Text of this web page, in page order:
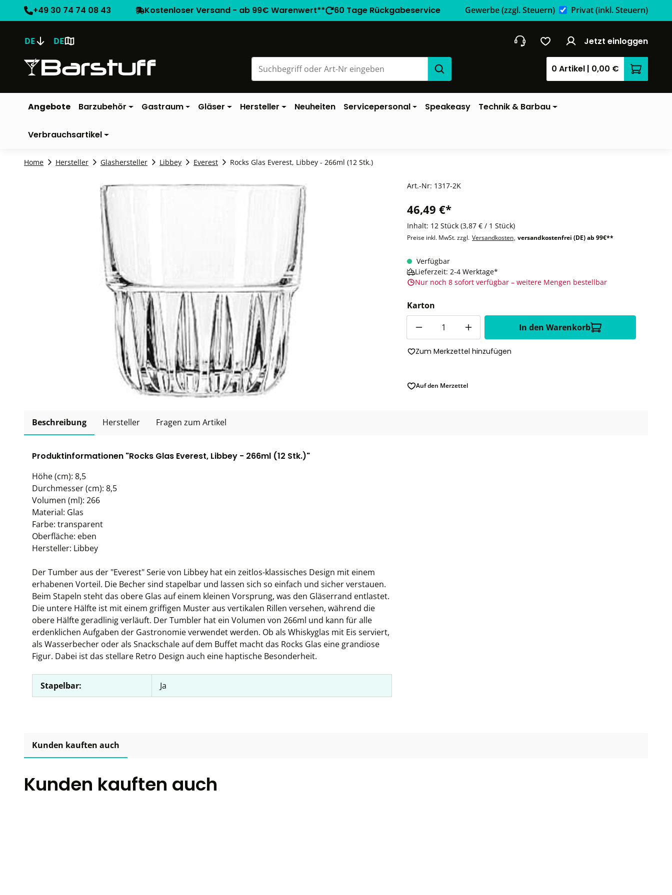
+49 30 74 74 08 43 Kostenloser Versand - ab 99€ Warenwert** 60 Tage Rückgabeservice Gewerbe(zzgl. Steuern) Privat(inkl. Steuern)
DE DE Jetzt einloggen
0 Artikel | 0,00 €
Angebote Barzubehör Gastraum Gläser Hersteller Neuheiten Servicepersonal Speakeasy Technik & Barbau
Verbrauchsartikel
Home Hersteller Glashersteller Libbey Everest Rocks Glas Everest, Libbey - 266ml (12 Stk.)
Art.-Nr: 1317-2K
46,49 €*
Inhalt: 12 Stück (3,87 € / 1 Stück)
Preise inkl. MwSt. zzgl. Versandkosten, versandkostenfrei (DE) ab 99€**
Verfügbar
Lieferzeit: 2-4 Werktage*
Nur noch 8 sofort verfügbar – weitere Mengen bestellbar
Karton
In den Warenkorb
Zum Merkzettel hinzufügen
Auf den Merzettel
Beschreibung Hersteller Fragen zum Artikel
Produktinformationen "Rocks Glas Everest, Libbey - 266ml (12 Stk.)"
Höhe (cm): 8,5
Durchmesser (cm): 8,5
Volumen (ml): 266
Material: Glas
Farbe: transparent
Oberfläche: eben
Hersteller: Libbey
Der Tumber aus der "Everest" Serie von Libbey hat ein zeitlos-klassisches Design mit einem
erhabenen Vorteil. Die Becher sind stapelbar und lassen sich so einfach und sicher verstauen.
Beim Stapeln steht das obere Glas auf einem kleinen Vorsprung, was den Gläserrand entlastet.
Die untere Hälfte ist mit einem griffigen Muster aus vertikalen Rillen versehen, während die
obere Hälfte geradlinig verläuft. Der Tumbler hat ein Volumen von 266ml und kann für alle
erdenklichen Aufgaben der Gastronomie verwendet werden. Ob als Whiskyglas mit Eis serviert,
als Wasserbecher oder als Snackschale auf dem Buffet macht das Rocks Glas eine grandiose
Figur. Dabei ist das stellare Retro Design auch eine haptische Besonderheit.
Stapelbar: Ja
Kunden kauften auch
Kunden kauften auch